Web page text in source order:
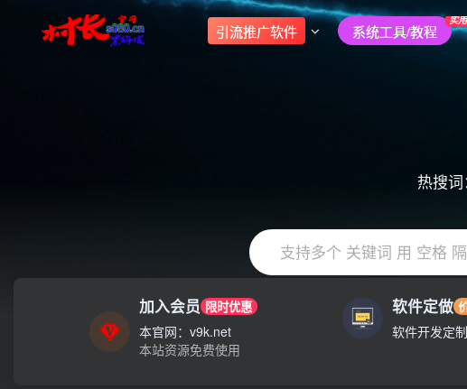
引流推广软件 系统工具/教程
实用
热搜词
支持多个 关键词 用 空格
加入会员 限时优惠
本官网：v9k.net
本站资源免费使用
软件定做
软件开发定
大家注意辨别盗版以免购买到（盗版）非本站购买的软件,本站概不负责!
村长黑科技欢迎您！！！全网更新：新项目，新势力，共同发展